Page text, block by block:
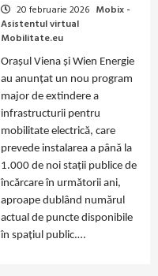
20 februarie 2026 Mobix -
Asistentul virtual
Mobilitate.eu
Orașul Viena și Wien Energie
au anunțat un nou program
major de extindere a
infrastructurii pentru
mobilitate electrică, care
prevede instalarea a până la
1.000 de noi stații publice de
încărcare în următorii ani,
aproape dublând numărul
actual de puncte disponibile
în spațiul public.…